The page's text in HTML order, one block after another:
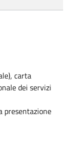
carta
dei servizi
presentazione